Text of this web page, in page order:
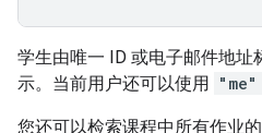
学生由唯一 ID 或电子邮件地址
示。当前用户还可以使用 "me"
您还可以检索课程中所有作业